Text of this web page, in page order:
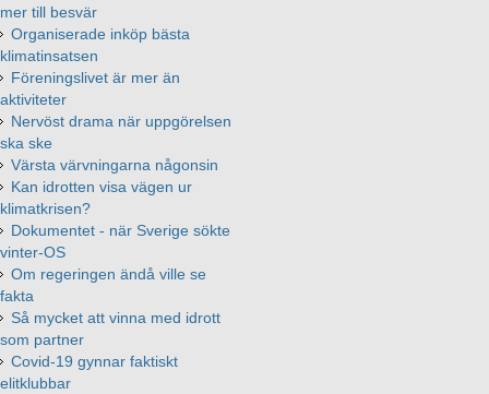
mer till besvär
Organiserade inköp bästa
klimatinsatsen
Föreningslivet är mer än
aktiviteter
Nervöst drama när uppgörelsen
ska ske
Värsta värvningarna någonsin
Kan idrotten visa vägen ur
klimatkrisen?
Dokumentet - när Sverige sökte
vinter-OS
Om regeringen ändå ville se
fakta
Så mycket att vinna med idrott
som partner
Covid-19 gynnar faktiskt
elitklubbar